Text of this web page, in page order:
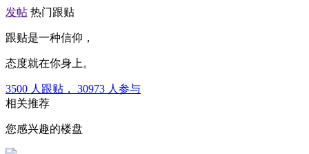
发帖 热门跟贴
跟贴是一种信仰，
态度就在你身上。
3500 人跟贴， 30973 人参与
相关推荐
您感兴趣的楼盘